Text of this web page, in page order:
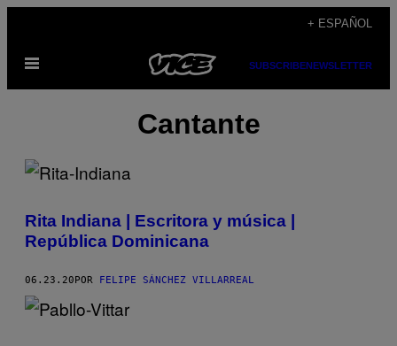
contenido
+ ESPAÑOL
Abrir
SUBSCRIBENEWSLETTER
Cantante
Rita Indiana | Escritora y música |
República Dominicana
06.23.20 POR FELIPE SÁNCHEZ VILLARREAL